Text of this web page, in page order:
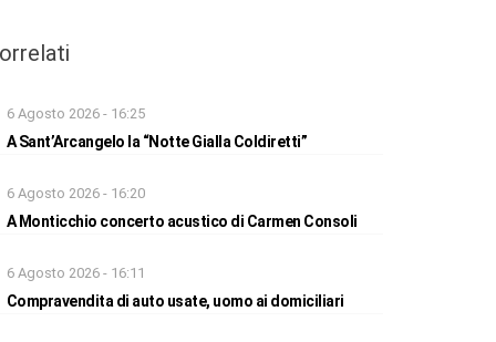
6 Agosto 2026 - 16:25
A Sant’Arcangelo la “Notte Gialla Coldiretti”
6 Agosto 2026 - 16:20
A Monticchio concerto acustico di Carmen Consoli
6 Agosto 2026 - 16:11
Compravendita di auto usate, uomo ai domiciliari